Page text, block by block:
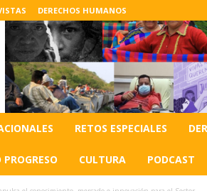
DERECHOS HUMANOS
RETOS ESPECIALES
PROGRESO CULTURA PODCAST